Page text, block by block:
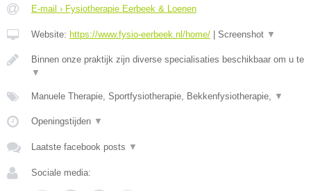
E-mail › Fysiotherapie Eerbeek & Loenen
Website: https://www.fysio-eerbeek.nl/home/ Screenshot ▼
Binnen onze praktijk zijn diverse specialisaties beschikbaar om u te
▼
Manuele Therapie, Sportfysiotherapie, Bekkenfysiotherapie, ▼
Openingstijden ▼
Laatste facebook posts ▼
Sociale media: